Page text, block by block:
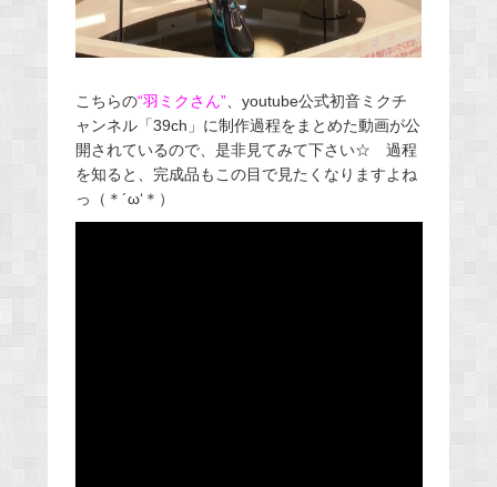
こちらの“羽ミクさん”、youtube公式初音ミクチ
ャンネル「39ch」に制作過程をまとめた動画が公
開されているので、是非見てみて下さい☆ 過程
を知ると、完成品もこの目で見たくなりますよね
っ（＊´ω‘＊）